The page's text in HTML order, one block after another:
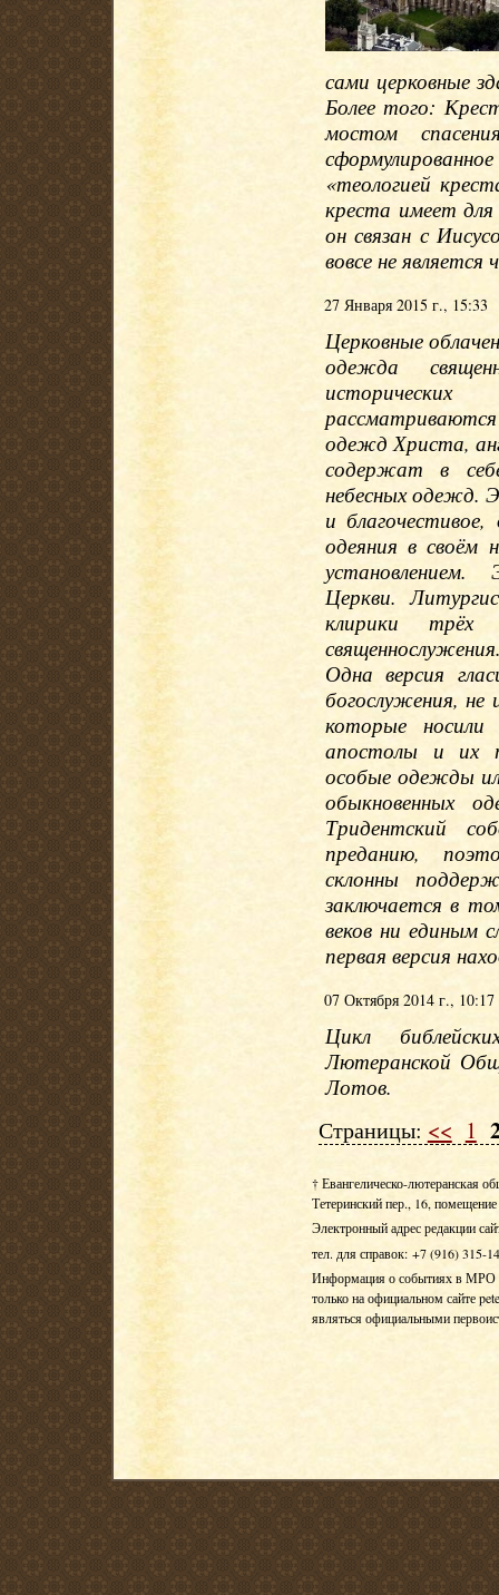
сами церковные
Более того:
мостом
«теологией
креста имеет
он связан с
вовсе не
27 Января 2015 г., 15:33
Церковные
одежда
одежд Христа,
содержат в
небесных одежд.
и
одеяния в своём
Церкви.
клирики трёх
Одна версия
богослужения, не
которые
апостолы и их
особые одежды
обыкновенных
Тридентский
преданию,
склонны
заключается в
веков ни единым
первая версия
07 Октября 2014 г., 10:17
Цикл
Лютеранской
Лотов.
Страницы: << 1
† Евангелическо-лютеранская
Тетеринский пер., 16,
Электронный адрес редакции
тел. для справок: +7 (916) 315-
Информация о событиях в МРО
только на официальном сайте
являться официальными